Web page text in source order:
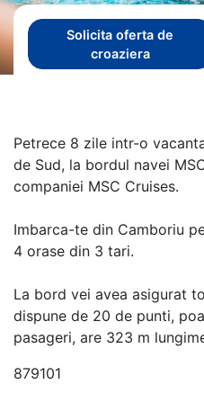
Solicita oferta de
croaziera
Petrece 8 zile intr-o
de Sud, la bordul navei
companiei MSC Cruises.
Imbarca-te din Camboriu
4 orase din 3 tari.
La bord vei avea asigurat
dispune de 20 de punti,
pasageri, are 323 m
879101